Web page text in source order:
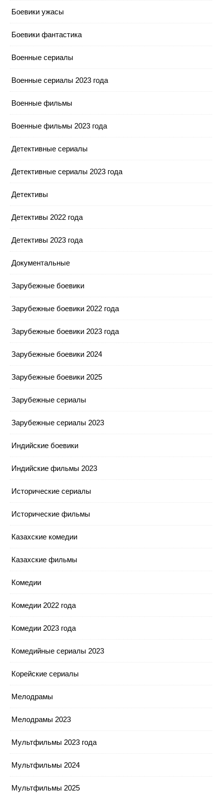
Боевики ужасы
Боевики фантастика
Военные сериалы
Военные сериалы 2023 года
Военные фильмы
Военные фильмы 2023 года
Детективные сериалы
Детективные сериалы 2023 года
Детективы
Детективы 2022 года
Детективы 2023 года
Документальные
Зарубежные боевики
Зарубежные боевики 2022 года
Зарубежные боевики 2023 года
Зарубежные боевики 2024
Зарубежные боевики 2025
Зарубежные сериалы
Зарубежные сериалы 2023
Индийские боевики
Индийские фильмы 2023
Исторические сериалы
Исторические фильмы
Казахские комедии
Казахские фильмы
Комедии
Комедии 2022 года
Комедии 2023 года
Комедийные сериалы 2023
Корейские сериалы
Мелодрамы
Мелодрамы 2023
Мультфильмы 2023 года
Мультфильмы 2024
Мультфильмы 2025